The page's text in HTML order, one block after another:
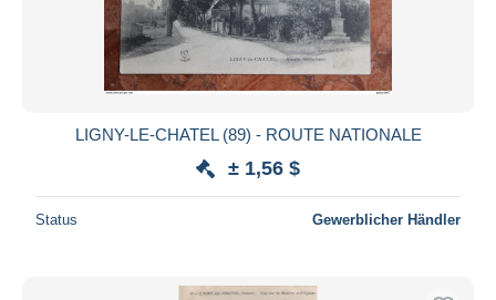
LIGNY-LE-CHATEL (89) - ROUTE NATIONALE
± 1,56 $
Status Gewerblicher Händler